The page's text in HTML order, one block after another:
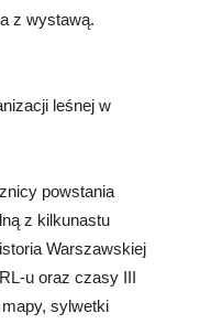
z wystawą.
leśnej w
powstania
z kilkunastu
Warszawskiej
u oraz czasy III
sylwetki